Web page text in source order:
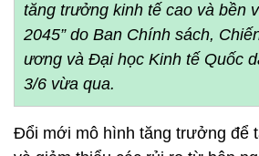
tăng trưởng kinh tế cao và bền
2045” do Ban Chính sách,
ương và Đại học Kinh tế Quốc
3/6 vừa qua.
Đổi mới mô hình tăng trưởng để